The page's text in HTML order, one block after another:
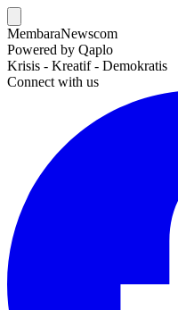
MembaraNewscom
Powered by Qaplo
Krisis - Kreatif - Demokratis
Connect with us